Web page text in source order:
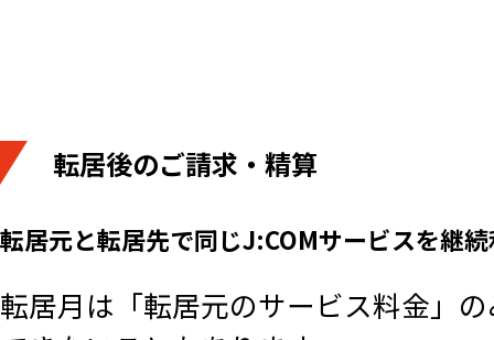
転居後のご請求・精算
転居元と転居先で同じJ:COMサービスを継
転居月は「転居元のサービス料金」